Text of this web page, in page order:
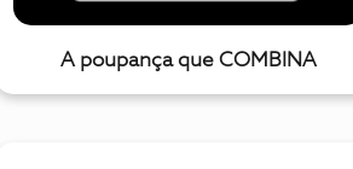
A poupança que COMBINA